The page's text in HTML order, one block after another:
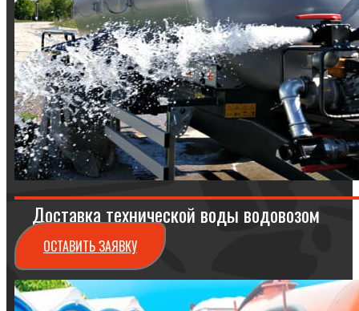
Доставка технической воды водовозом
ОСТАВИТЬ ЗАЯВКУ